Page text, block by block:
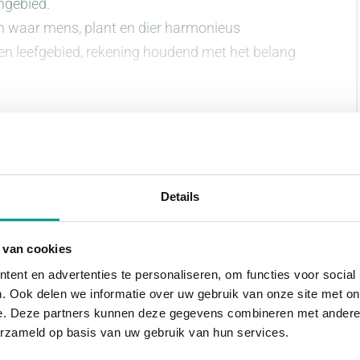
Details
cookies
en advertenties te personaliseren, om functies voor social
Ook delen we informatie over uw gebruik van onze site met
Deze partners kunnen deze gegevens combineren met
op basis van uw gebruik van hun services.
waar mens, plant en dier harmonieus
leefgebied, rekening houdend met het belang
bijzondere. Woud biedt ruimte aan 29
met baksteen, bamboe of houten
creëren!
dat voelt op meerdere manieren goed. Voor
een energieneutrale woning, minder
En wat ook fijn is: je hebt straks een unieke,